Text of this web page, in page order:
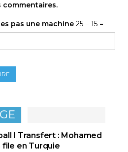
commentaires.
pas une machine 25 − 15 =
I Transfert : Mohamed
file en Turquie